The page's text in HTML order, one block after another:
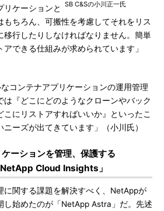
SB C&Sの小川正一氏
リケーションと
もちろん、可搬性を考慮してそれをリス
移行したりしなければなりません。簡単
できる仕組みが求められています」
コンテナアプリケーションの運用管理
は『どこにどのようなクローンやバック
こにリストアすればいいか』といったこ
ーズが出てきています」（小川氏）
ーションを管理、保護する
Cloud Insights」
関する課題を解決すべく、NetAppが
し始めたのが「NetApp Astra」だ。先述